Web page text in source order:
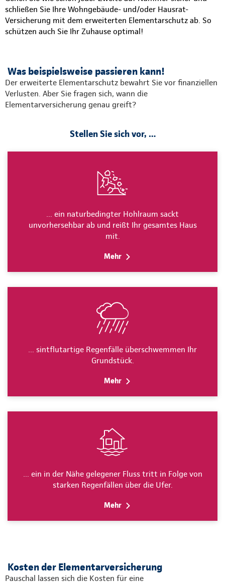
schließen Sie Ihre Wohngebäude- und/oder Hausrat-
Versicherung mit dem erweiterten Elementarschutz ab. So
schützen auch Sie Ihr Zuhause optimal!
Was beispielsweise passieren kann!
Der erweiterte Elementarschutz bewahrt Sie vor finanziellen
Verlusten. Aber Sie fragen sich, wann die
Elementarversicherung genau greift?
Stellen Sie sich vor, …
… ein naturbedingter Hohlraum sackt
unvorhersehbar ab und reißt Ihr gesamtes Haus
mit.
Mehr
… sintflutartige Regenfälle überschwemmen Ihr
Grundstück.
Mehr
… ein in der Nähe gelegener Fluss tritt in Folge von
starken Regenfällen über die Ufer.
Mehr
Kosten der Elementarversicherung
Pauschal lassen sich die Kosten für eine